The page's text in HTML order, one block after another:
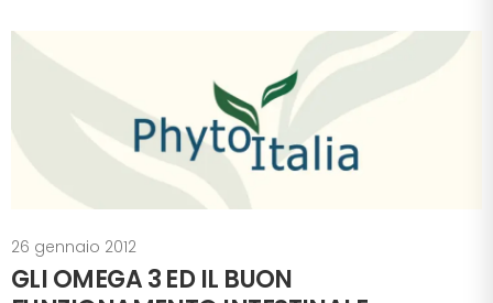
26 gennaio 2012
GLI OMEGA 3 ED IL BUON